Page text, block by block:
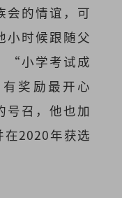
会的情谊，可
小时候跟随父
“小学考试成
奖励最开心
召，他也加
在2020年获选